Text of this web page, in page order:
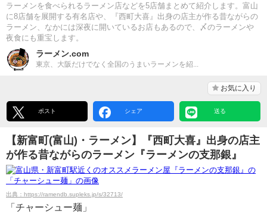
ラーメンを食べられるラーメン店などを5店舗まとめて紹介します。富山
に8店舗を展開する有名店や、『西町大喜』出身の店主が作る昔ながらの
ラーメン、なかには深夜に開いているお店もあるので、〆のラーメンや
夜食にも重宝します。
ラーメン.com
東京、大阪だけでなく全国のうまいラーメンを紹...
お気に入り
ポスト シェア 送る
【新富町(富山)・ラーメン】『西町大喜』出身の店主
が作る昔ながらのラーメン『ラーメンの支那銀』
出典：https://ramendb.supleks.jp/s/32713/
「チャーシュー麺」